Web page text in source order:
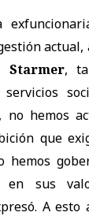
actual,
Starmer,
no hemos
que
hemos
en sus
A